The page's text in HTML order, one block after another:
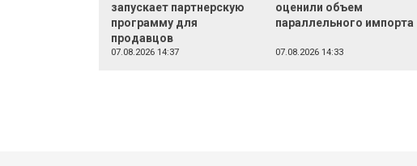
запускает партнерскую
программу для
продавцов
07.08.2026 14:37
оценили объем
параллельного импорта
07.08.2026 14:33